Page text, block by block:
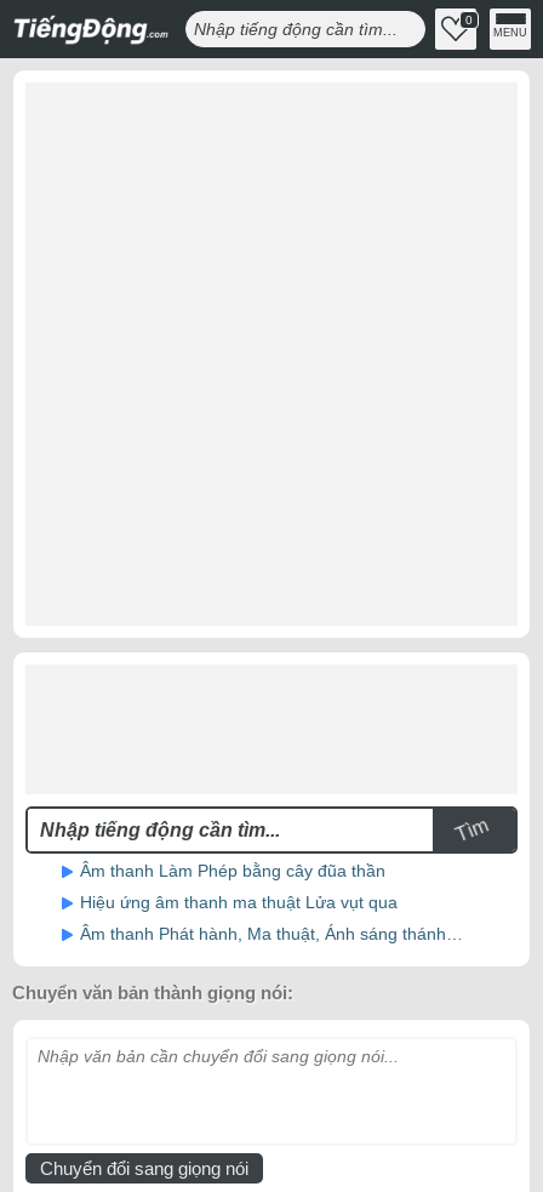
0
MENU
Tìm
Âm thanh Làm Phép bằng cây đũa thần
Hiệu ứng âm thanh ma thuật Lửa vụt qua
Âm thanh Phát hành, Ma thuật, Ánh sáng thánh…
Chuyển văn bản thành giọng nói:
Nhập văn bản cần chuyển đổi sang giọng nói...
Chuyển đổi sang giọng nói